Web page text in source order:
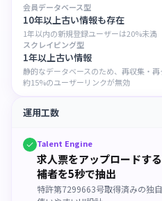
会員データベース型
10年以上古い情報も存在
1年以内の新規登録ユーザーは20%未満
スクレイピング型
1年以上古い情報
静的なデータベースのため、再収集・
約15%のユーザーリンクが無効
運用工数
Talent Engine
求人票をアップロードす
補者を5秒で抽出
特許第7299663号取得済みの独